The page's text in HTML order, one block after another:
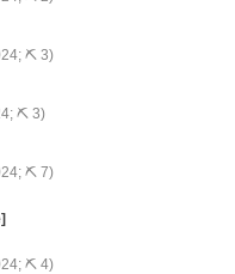
⛏ 3)
⛏ 3)
⛏ 7)
⛏ 4)